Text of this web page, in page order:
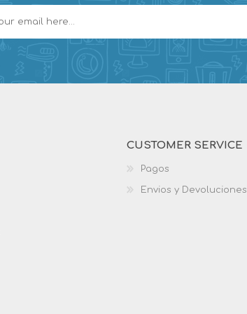
CUSTOMER SERVICE
Pagos
Envios y Devoluciones